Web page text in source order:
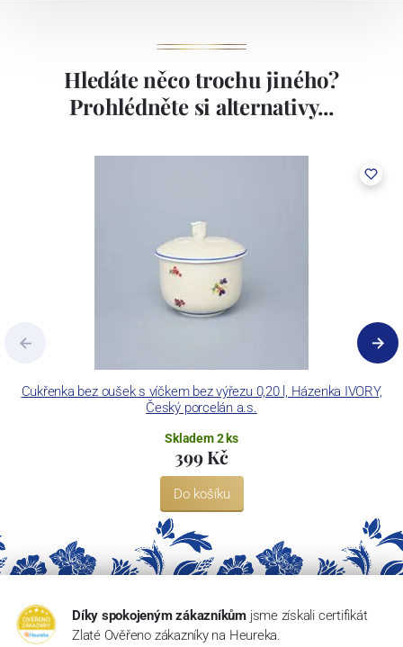
Hledáte něco trochu jiného?
Prohlédněte si alternativy...
Cukřenka bez oušek s víčkem bez výřezu 0,20 l, Házenka IVORY,
Český porcelán a.s.
Skladem 2 ks
399 Kč
Do košíku
Díky spokojeným zákazníkům jsme získali certifikát
Zlaté Ověřeno zákazníky na Heureka.